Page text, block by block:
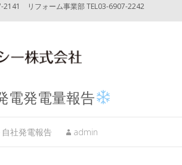
2141 リフォーム事業部 TEL03-6907-2242
電発電量報告
自社発電報告 admin